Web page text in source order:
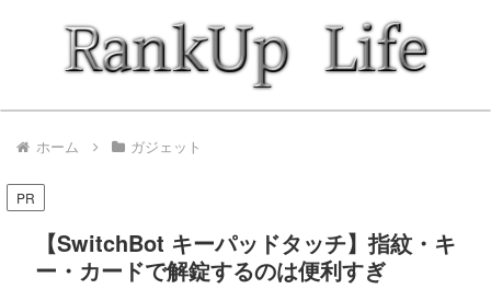
ホーム ガジェット
PR
【SwitchBot キーパッドタッチ】指紋・キ
ー・カードで解錠するのは便利すぎ